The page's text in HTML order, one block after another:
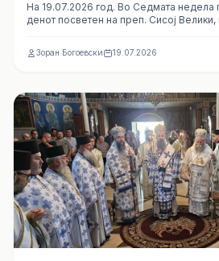
На 19.07.2026 год. Во Седмата недела
денот посветен на преп. Сисој Велики,
Зоран Богоевски 19.07.2026